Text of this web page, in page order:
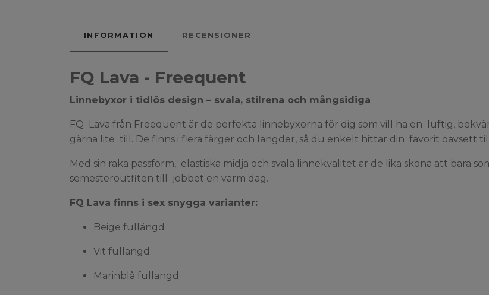
INFORMATION RECENSIONER
FQ Lava - Freequent
Linnebyxor i tidlös design – svala, stilrena och mångsidiga
FQ Lava från Freequent är de perfekta linnebyxorna för dig som vill ha en luftig,
gärna lite till. De finns i flera färger och längder, så du enkelt hittar din favorit oavsett
Med sin raka passform, elastiska midja och svala linnekvalitet är de lika sköna att bära
semesteroutfiten till jobbet en varm dag.
FQ Lava finns i sex snygga varianter:
Beige fullängd
Vit fullängd
Marinblå fullängd